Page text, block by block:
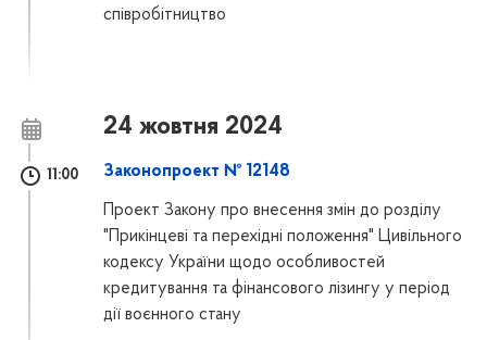
співробітництво
24 жовтня 2024
11:00 Законопроект № 12148
Проект Закону про внесення змін до розділу
"Прикінцеві та перехідні положення" Цивільного
кодексу України щодо особливостей
кредитування та фінансового лізингу у період
дії воєнного стану